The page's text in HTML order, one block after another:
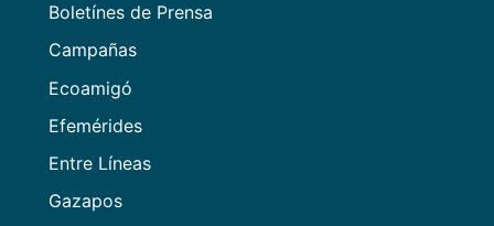
Boletínes de Prensa
Campañas
Ecoamigó
Efemérides
Entre Líneas
Gazapos